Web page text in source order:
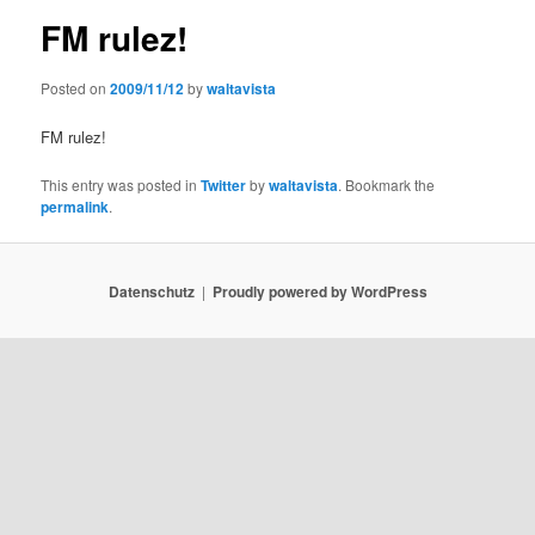
FM rulez!
Posted on2009/11/12bywaltavista
FM rulez!
This entry was posted inTwitterbywaltavista. Bookmark the
permalink.
Datenschutz Proudly powered by WordPress